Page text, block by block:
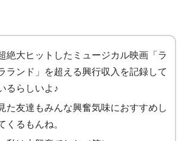
絶大ヒットしたミュージカル映画「ラ
ランド」を超える興行収入を記録して
るらしいよ♪
た友達もみんな興奮気味におすすめし
くるもんね。